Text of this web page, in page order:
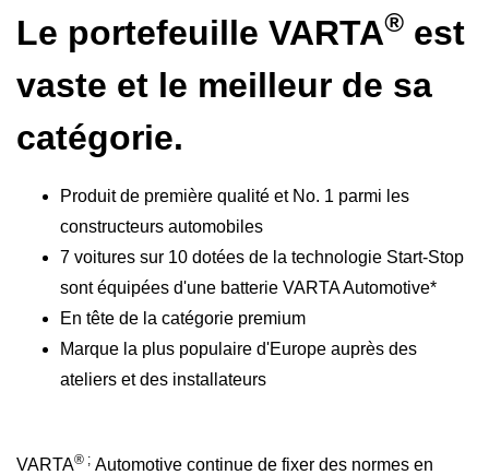
Le portefeuille VARTA® est
vaste et le meilleur de sa
catégorie.
Produit de première qualité et No. 1 parmi les
constructeurs automobiles
7 voitures sur 10 dotées de la technologie Start-Stop
sont équipées d'une batterie VARTA Automotive*
En tête de la catégorie premium
Marque la plus populaire d'Europe auprès des
ateliers et des installateurs
VARTA® ; Automotive continue de fixer des normes en